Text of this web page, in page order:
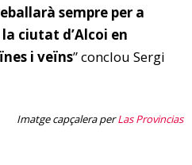
sempre per a
ciutat d’Alcoi en
i veïns” conclou Sergi
Imatge capçalera perLas Provincias